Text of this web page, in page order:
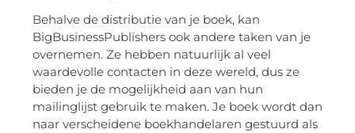
Behalve de distributie van je boek, kan
BigBusinessPublishers ook andere taken van je
overnemen. Ze hebben natuurlijk al veel
waardevolle contacten in deze wereld, dus ze
bieden je de mogelijkheid aan van hun
mailinglijst gebruik te maken. Je boek wordt dan
naar verscheidene boekhandelaren gestuurd als